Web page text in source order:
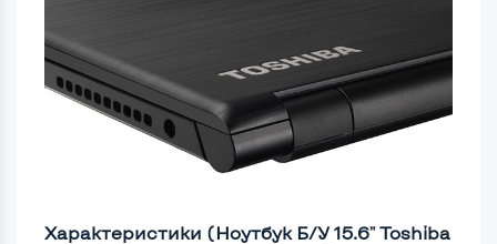
Характеристики (Ноутбук Б/У 15.6" Toshiba